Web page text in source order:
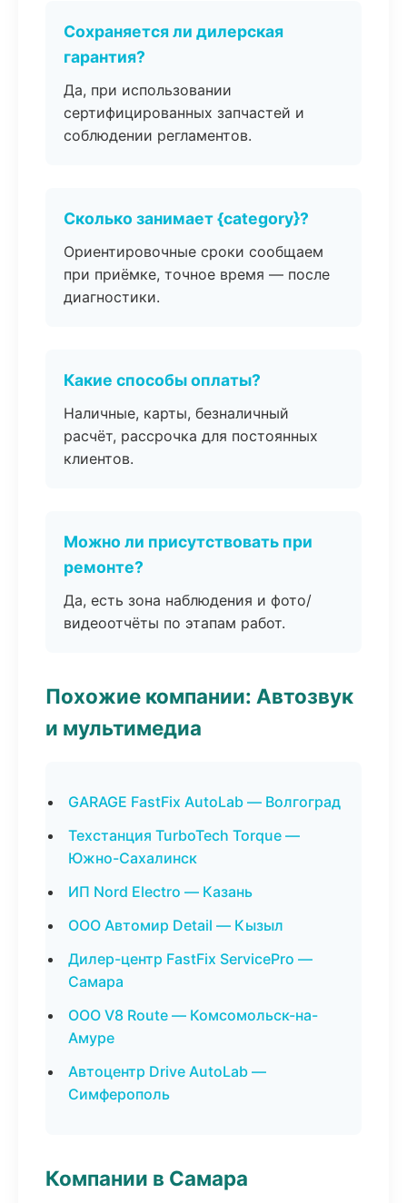
Сохраняется ли дилерская
гарантия?
Да, при использовании
сертифицированных запчастей и
соблюдении регламентов.
Сколько занимает {category}?
Ориентировочные сроки сообщаем
при приёмке, точное время — после
диагностики.
Какие способы оплаты?
Наличные, карты, безналичный
расчёт, рассрочка для постоянных
клиентов.
Можно ли присутствовать при
ремонте?
Да, есть зона наблюдения и фото/
видеоотчёты по этапам работ.
Похожие компании: Автозвук
и мультимедиа
GARAGE FastFix AutoLab — Волгоград
Техстанция TurboTech Torque —
Южно-Сахалинск
ИП Nord Electro — Казань
ООО Автомир Detail — Кызыл
Дилер-центр FastFix ServicePro —
Самара
ООО V8 Route — Комсомольск-на-
Амуре
Автоцентр Drive AutoLab —
Симферополь
Компании в Самара